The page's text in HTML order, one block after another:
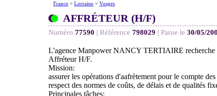
France > Lorraine > Vosges
AFFRÉTEUR (H/F)
Numéro 77590 | Référence 798029 | Parue le 30/05/
L'agence Manpower NANCY TERTIAIRE recherche
Affréteur H/F.
Mission:
assurer les opérations d'aafrètement pour le compte
respect des normes de coûts, de délais et de qualités
Principales tâches: